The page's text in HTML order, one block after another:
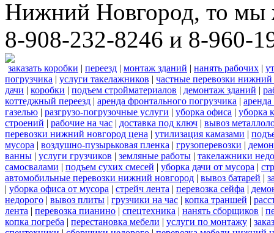
Нижний Новгород, то мы
8-908-232-8246 и 8-960-
заказать коробки | переезд | монтаж зданий | нанять рабочих |
погрузчика | услуги такелажников | частные перевозки нижний
дачи | коробки | подъем стройматериалов | демонтаж зданий |
коттеджный переезд | аренда фронтального погрузчика |
газелью | разгрузо-погрузочные услуги | уборка офиса | уборка
строений | рабочие на час | доставка под ключ | вывоз
перевозки нижний новгород цена | утилизация камазами |
мусора | воздушно-пузырьковая пленка | грузоперевозки |
ванны | услуги грузчиков | земляные работы | такелажники
самосвалами | подъем сухих смесей | уборка дачи от мусора |
автомобильные перевозки нижний новгород | вывоз батарей |
| уборка офиса от мусора | стрейч лента | перевозка сейфа |
недорого | вывоз плиты | грузчики на час | копка траншей |
лента | перевозка пианино | спецтехника | нанять сборщиков |
копка погреба | перестановка мебели | услуги по монтажу |